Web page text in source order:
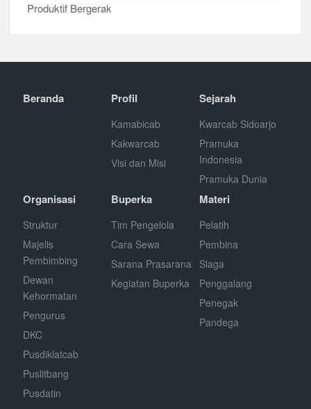
Produktif Bergerak
Beranda Profil
Kamabicab
Kakwarcab
Visi dan Misi
Sejarah
Kwarcab Sidoarjo
Pramuka
Indonesia
Pramuka Dunia
Organisasi
Struktur
Majelis
Pembimbing
Dewan
Kehormatan
Pengurus
DKC
Pusdiklatcab
Puslitbang
Pusdatin
Buperka
Tim Pengelola
Cara Sewa
Sarana Prasarana
Kegiatan Buperka
Materi
Pelatih
Pembina
Siaga
Penggalang
Penegak
Pandega